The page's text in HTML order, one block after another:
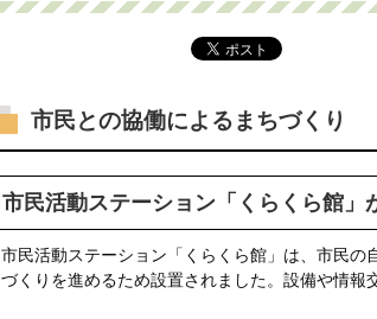
市民との協働によるまちづくり
市民活動ステーション「くらくら館」
市民活動ステーション「くらくら館」は、市民
づくりを進めるため設置されました。設備や情報